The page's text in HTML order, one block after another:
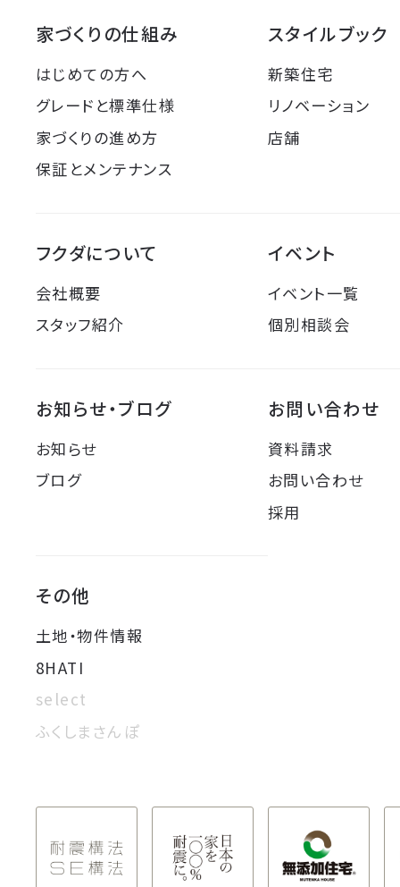
家づくりの仕組み
はじめての方へ
グレードと標準仕様
家づくりの進め方
保証とメンテナンス
スタイルブック
新築住宅
リノベーション
店舗
フクダについて
会社概要
スタッフ紹介
イベント
イベント一覧
個別相談会
お知らせ・ブログ
お知らせ
ブログ
お問い合わせ
資料請求
お問い合わせ
採用
その他
土地・物件情報
8HATI
select
ふくしまさんぽ